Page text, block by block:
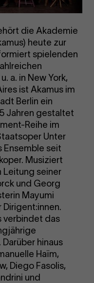
die Akademie
heute zur
spielenden
a. in New York,
ist Akamus im
Berlin ein
Jahren gestaltet
Reihe im
Unter
Ensemble seit
Musiziert
Leitung seiner
und Georg
Mayumi
Dirigent:innen.
verbindet das
hinaus
Haïm,
Diego Fasolis,
und